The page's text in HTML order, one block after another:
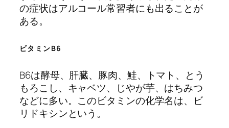
の症状はアルコール常習者にも出ることが
ある。
ビタミンB6
B6は酵母、肝臓、豚肉、鮭、トマト、とう
もろこし、キャベツ、じやが芋、はちみつ
などに多い。このビタミンの化学名は、ビ
リドキシンという。